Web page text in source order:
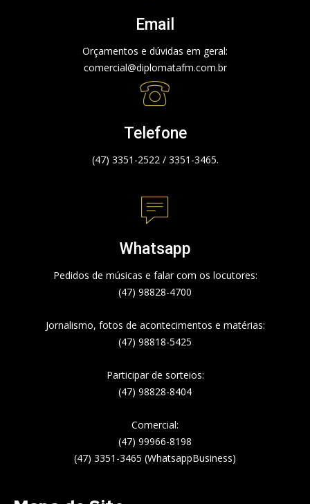
Email
Orçamentos e dúvidas em geral:
comercial@diplomatafm.com.br
Telefone
(47) 3351-2522 / 3351-3465.
Whatsapp
Pedidos de músicas e falar com os locutores:
(47) 98828-4700
Jornalismo, fotos de acontecimentos e matérias:
(47) 98818-5425
Participar de sorteios:
(47) 98828-8404
Comercial:
(47) 99966-8198
(47) 3351-3465 (WhatsappBusiness)